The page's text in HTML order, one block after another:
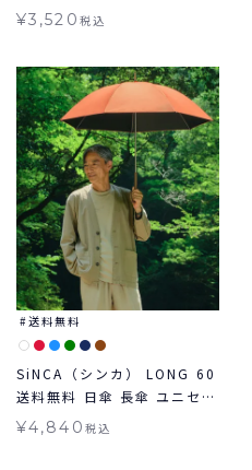
フト対象 晴雨兼用 Wpc.
¥3,520 税込
送料無料
SiNCA（シンカ） LONG 60
送料無料 日傘 長傘 ユニセッ
クス 晴雨兼用
¥4,840 税込